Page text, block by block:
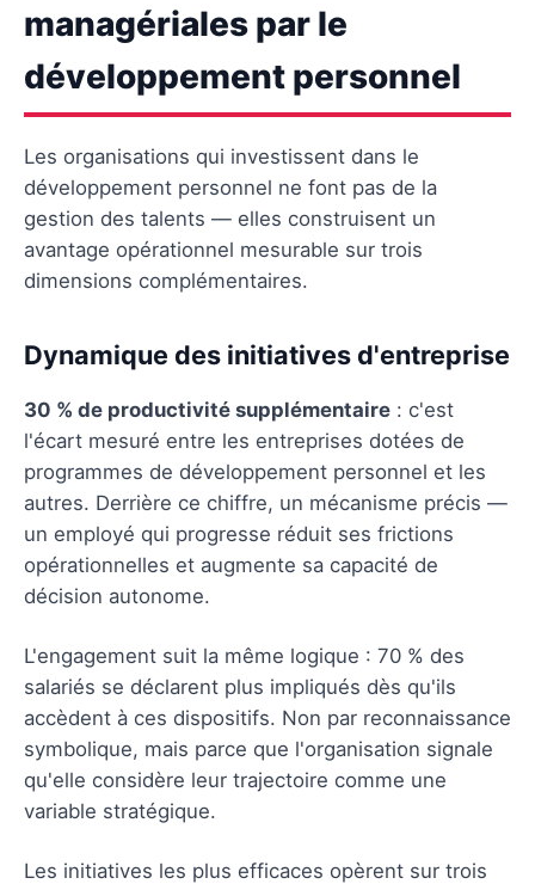
managériales par le
développement personnel
Les organisations qui investissent dans le
développement personnel ne font pas de la
gestion des talents — elles construisent un
avantage opérationnel mesurable sur trois
dimensions complémentaires.
Dynamique des initiatives d'entreprise
30 % de productivité supplémentaire : c'est
l'écart mesuré entre les entreprises dotées de
programmes de développement personnel et les
autres. Derrière ce chiffre, un mécanisme précis —
un employé qui progresse réduit ses frictions
opérationnelles et augmente sa capacité de
décision autonome.
L'engagement suit la même logique : 70 % des
salariés se déclarent plus impliqués dès qu'ils
accèdent à ces dispositifs. Non par reconnaissance
symbolique, mais parce que l'organisation signale
qu'elle considère leur trajectoire comme une
variable stratégique.
Les initiatives les plus efficaces opèrent sur trois